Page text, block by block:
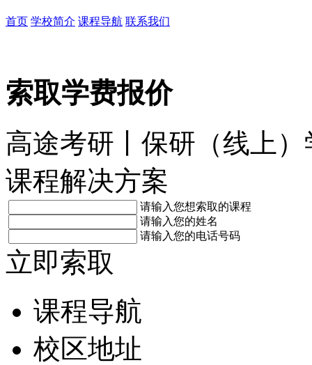
首页 学校简介 课程导航 联系我们
索取学费报价
高途考研丨保研（线上
课程解决方案
请输入您想索取的课程
请输入您的姓名
请输入您的电话号码
立即索取
课程导航
校区地址